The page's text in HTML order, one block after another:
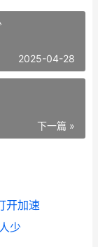
2025-04-28
下一篇 »
开加速
少